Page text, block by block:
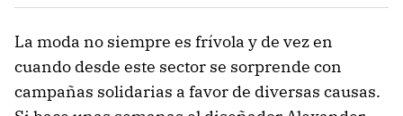
La moda no siempre es frívola y de vez en
cuando desde este sector se sorprende con
campañas solidarias a favor de diversas causas.